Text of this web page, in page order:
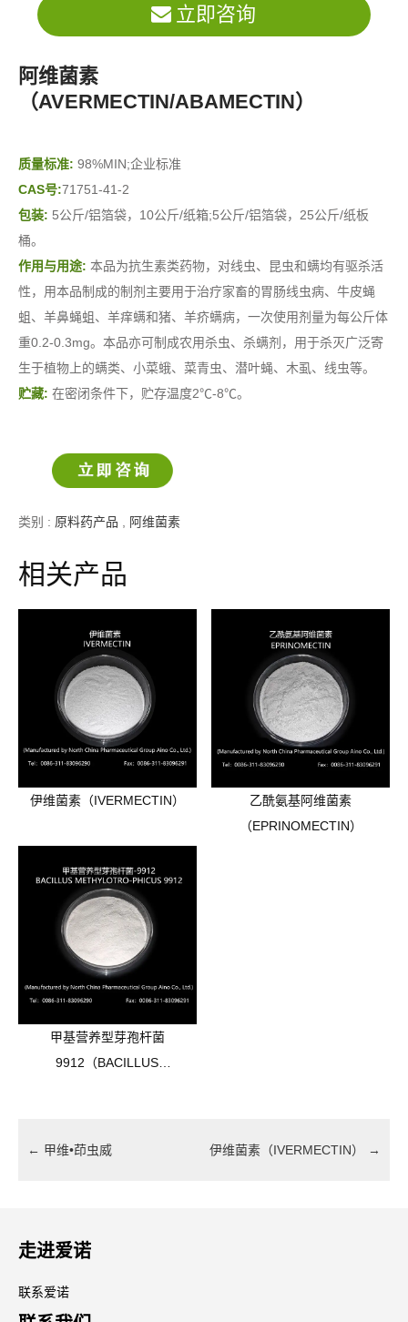
立即咨询
阿维菌素
（AVERMECTIN/ABAMECTIN）
质量标准: 98%MIN;企业标准
CAS号:71751-41-2
包装: 5公斤/铝箔袋，10公斤/纸箱;5公斤/铝箔袋，25公斤/纸板
桶。
作用与用途: 本品为抗生素类药物，对线虫、昆虫和螨均有驱杀活
性，用本品制成的制剂主要用于治疗家畜的胃肠线虫病、牛皮蝇
蛆、羊鼻蝇蛆、羊痒螨和猪、羊疥螨病，一次使用剂量为每公斤体
重0.2-0.3mg。本品亦可制成农用杀虫、杀螨剂，用于杀灭广泛寄
生于植物上的螨类、小菜蛾、菜青虫、潜叶蝇、木虱、线虫等。
贮藏: 在密闭条件下，贮存温度2℃-8℃。
类别 : 原料药产品 阿维菌素
相关产品
伊维菌素（IVERMECTIN）
乙酰氨基阿维菌素
（EPRINOMECTIN）
甲基营养型芽孢杆菌
9912（BACILLUS
← 甲维•茚虫威 伊维菌素（IVERMECTIN） →
走进爱诺
联系爱诺